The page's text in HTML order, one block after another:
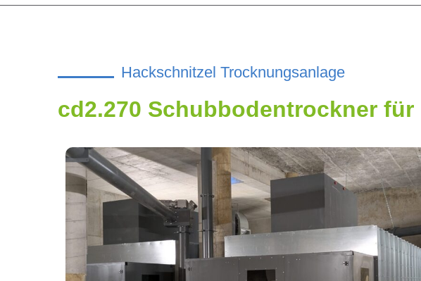
Hackschnitzel Trocknungsanlage
cd2.270 Schubbodentrockner für